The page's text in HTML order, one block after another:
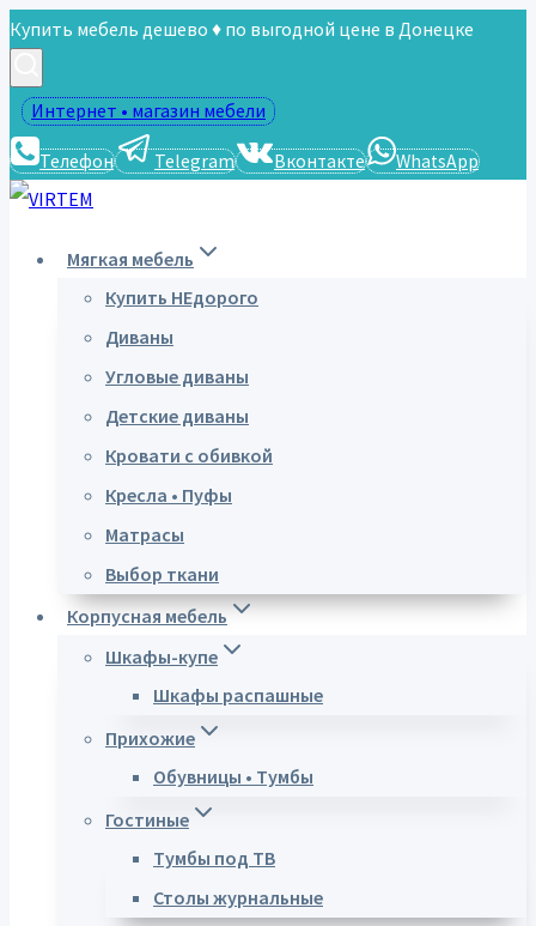
Перейти
содержимому
Купить мебель дешево ♦ по выгодной цене в Донецке
Интернет • магазин мебели
Телефон Telegram Вконтакте WhatsApp
Мягкая мебель
Купить НЕдорого
Диваны
Угловые диваны
Детские диваны
Кровати с обивкой
Кресла • Пуфы
Матрасы
Выбор ткани
Корпусная мебель
Шкафы-купе
Шкафы распашные
Прихожие
Обувницы • Тумбы
Гостиные
Тумбы под ТВ
Столы журнальные